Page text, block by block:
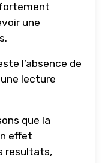
une
l’absence de
lecture
que la
effet
resultats,